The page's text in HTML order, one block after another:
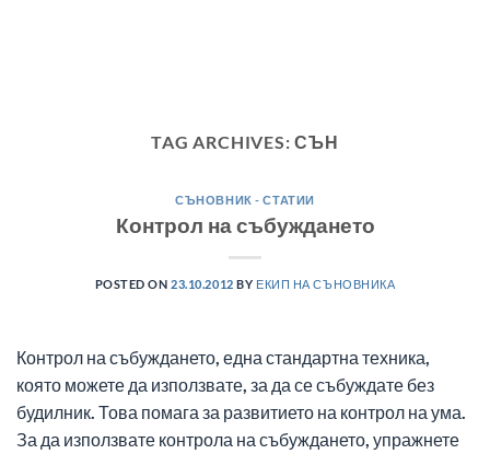
TAG ARCHIVES:СЪН
СЪНОВНИК - СТАТИИ
Контрол на събуждането
POSTED ON23.10.2012 BY ЕКИП НА СЪНОВНИКА
Контрол на събуждането, една стандартна техника,
която можете да използвате, за да се събуждате без
будилник. Това помага за развитието на контрол на ума.
За да използвате контрола на събуждането, упражнете